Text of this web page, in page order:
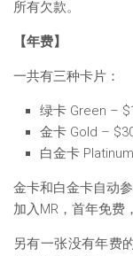
所有欠款。
【年费】
一共有三种卡片：
绿卡 Green –
金卡 Gold –
白金卡
金卡和白金卡自动
加入MR，首年免费
另有一张没有年费